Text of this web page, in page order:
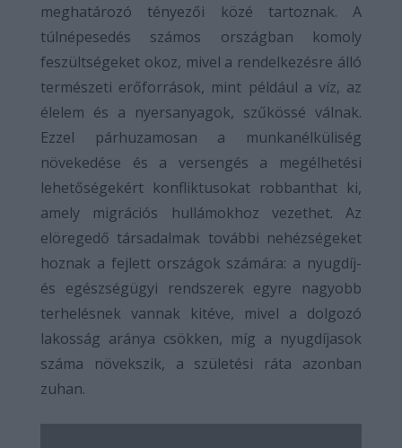
meghatározó tényezői közé tartoznak. A
túlnépesedés számos országban komoly
feszültségeket okoz, mivel a rendelkezésre álló
természeti erőforrások, mint például a víz, az
élelem és a nyersanyagok, szűkössé válnak.
Ezzel párhuzamosan a munkanélküliség
növekedése és a versengés a megélhetési
lehetőségekért konfliktusokat robbanthat ki,
amely migrációs hullámokhoz vezethet. Az
elöregedő társadalmak további nehézségeket
hoznak a fejlett országok számára: a nyugdíj-
és egészségügyi rendszerek egyre nagyobb
terhelésnek vannak kitéve, mivel a dolgozó
lakosság aránya csökken, míg a nyugdíjasok
száma növekszik, a születési ráta azonban
zuhan.